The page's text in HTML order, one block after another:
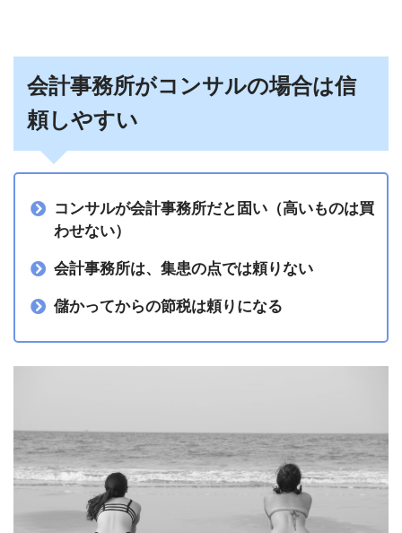
会計事務所がコンサルの場合は信
頼しやすい
コンサルが会計事務所だと固い（高いものは買
わせない）
会計事務所は、集患の点では頼りない
儲かってからの節税は頼りになる